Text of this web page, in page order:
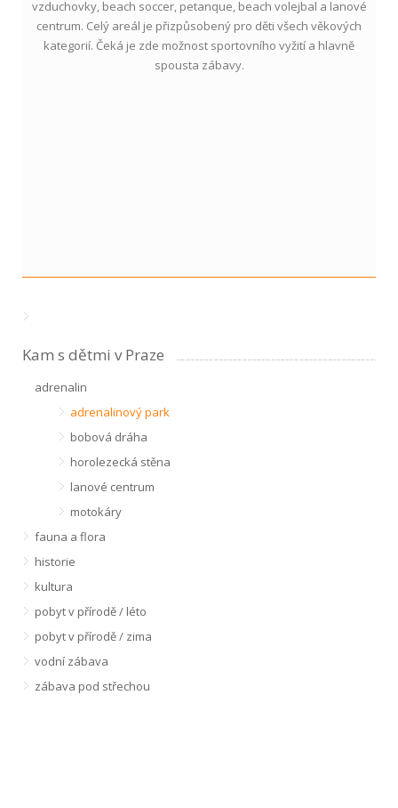
vzduchovky, beach soccer, petanque, beach volejbal a lanové
centrum. Celý areál je přizpůsobený pro děti všech věkových
kategorií. Čeká je zde možnost sportovního vyžití a hlavně
spousta zábavy.
Kam s dětmi v Praze
adrenalin
adrenalinový park
bobová dráha
horolezecká stěna
lanové centrum
motokáry
fauna a flora
historie
kultura
pobyt v přírodě / léto
pobyt v přírodě / zima
vodní zábava
zábava pod střechou